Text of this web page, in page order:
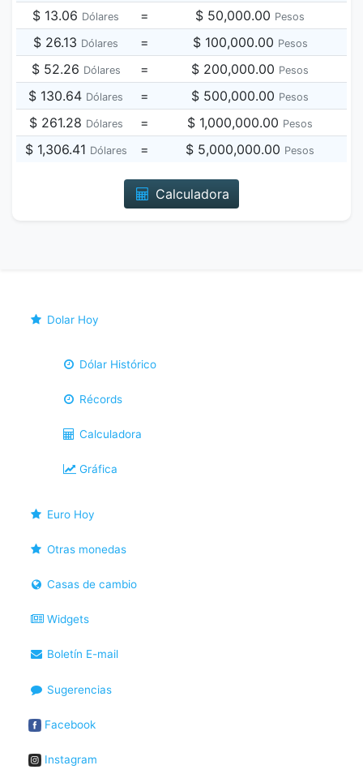
$ 13.06 Dólares = $ 50,000.00 Pesos
$ 26.13 Dólares = $ 100,000.00 Pesos
$ 52.26 Dólares = $ 200,000.00 Pesos
$ 130.64 Dólares = $ 500,000.00 Pesos
$ 261.28 Dólares = $ 1,000,000.00 Pesos
$ 1,306.41 Dólares = $ 5,000,000.00 Pesos
Calculadora
Dolar Hoy
Dólar Histórico
Récords
Calculadora
Gráfica
Euro Hoy
Otras monedas
Casas de cambio
Widgets
Boletín E-mail
Sugerencias
Facebook
Instagram